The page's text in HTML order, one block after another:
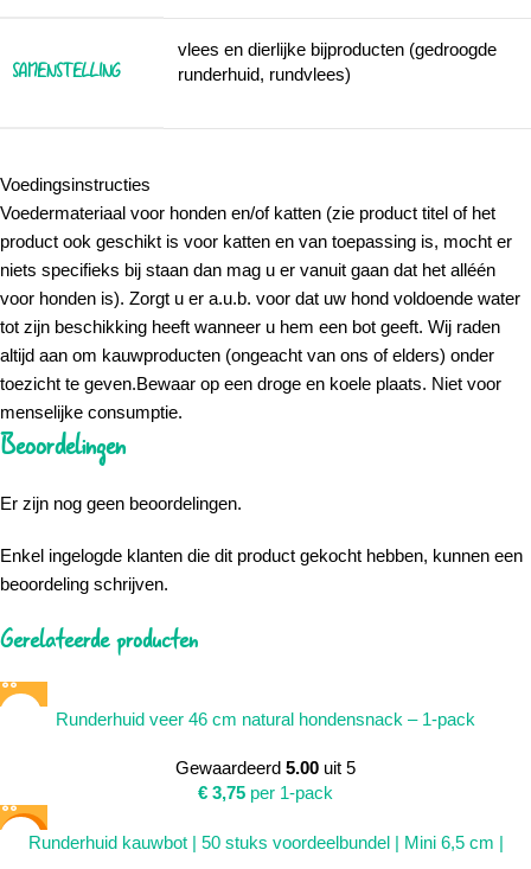
SAMENSTELLING
vlees en dierlijke bijproducten (gedroogde
runderhuid, rundvlees)
Voedingsinstructies
Voedermateriaal voor honden en/of katten (zie product titel of het
product ook geschikt is voor katten en van toepassing is, mocht er
niets specifieks bij staan dan mag u er vanuit gaan dat het alléén
voor honden is). Zorgt u er a.u.b. voor dat uw hond voldoende water
tot zijn beschikking heeft wanneer u hem een bot geeft. Wij raden
altijd aan om kauwproducten (ongeacht van ons of elders) onder
toezicht te geven.Bewaar op een droge en koele plaats. Niet voor
menselijke consumptie.
Beoordelingen
Er zijn nog geen beoordelingen.
Enkel ingelogde klanten die dit product gekocht hebben, kunnen een
beoordeling schrijven.
Gerelateerde producten
Runderhuid veer 46 cm natural hondensnack – 1-pack
Gewaardeerd 5.00 uit 5
€ 3,75 per 1-pack
SALERunderhuid kauwbot | 50 stuks voordeelbundel | Mini 6,5 cm |